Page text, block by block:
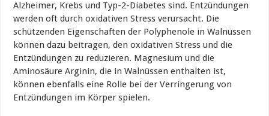
Alzheimer, Krebs und Typ-2-Diabetes sind. Entzündungen
werden oft durch oxidativen Stress verursacht. Die
schützenden Eigenschaften der Polyphenole in Walnüssen
können dazu beitragen, den oxidativen Stress und die
Entzündungen zu reduzieren. Magnesium und die
Aminosäure Arginin, die in Walnüssen enthalten ist,
können ebenfalls eine Rolle bei der Verringerung von
Entzündungen im Körper spielen.